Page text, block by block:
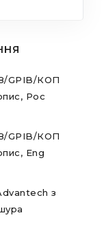
GPIB/КОП
Рос
GPIB/КОП
Eng
з